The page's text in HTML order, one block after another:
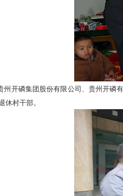
州开磷集团股份有限公司、贵州开磷
村干部。